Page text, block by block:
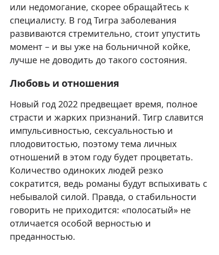
или недомогание, скорее обращайтесь к
специалисту. В год Тигра заболевания
развиваются стремительно, стоит упустить
момент – и вы уже на больничной койке,
лучше не доводить до такого состояния.
Любовь и отношения
Новый год 2022 предвещает время, полное
страсти и жарких признаний. Тигр славится
импульсивностью, сексуальностью и
плодовитостью, поэтому тема личных
отношений в этом году будет процветать.
Количество одиноких людей резко
сократится, ведь романы будут вспыхивать с
небывалой силой. Правда, о стабильности
говорить не приходится: «полосатый» не
отличается особой верностью и
преданностью.